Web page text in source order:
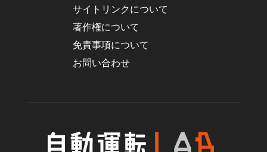
サイトリンクについて
著作権について
免責事項について
お問い合わせ